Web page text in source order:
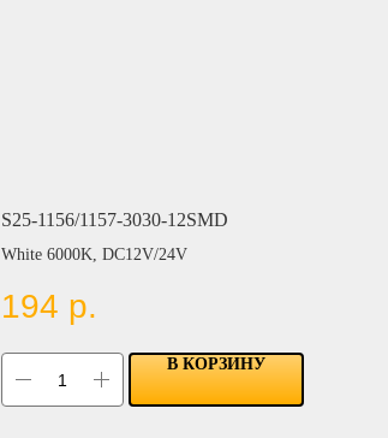
S25-1156/1157-3030-12SMD
White 6000K, DC12V/24V
194 р.
В КОРЗИНУ